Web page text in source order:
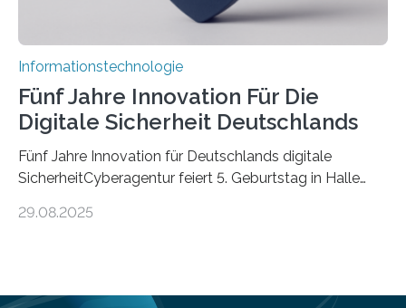
Informationstechnologie
Fünf Jahre Innovation Für Die
Digitale Sicherheit Deutschlands
Fünf Jahre Innovation für Deutschlands digitale
SicherheitCyberagentur feiert 5. Geburtstag in Halle
ErfolgeDie Agentur für Innovation in der
29.08.2025